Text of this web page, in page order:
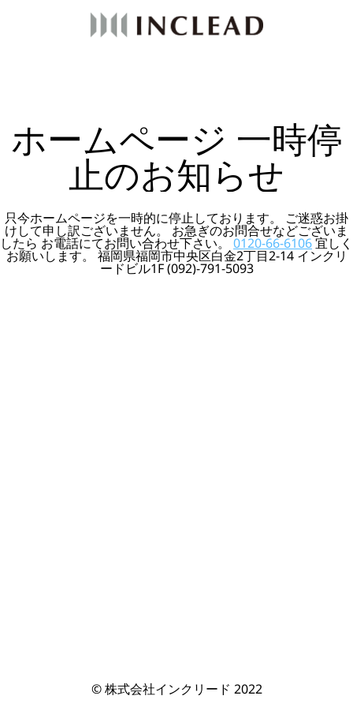
ホームページ 一時停
止のお知らせ
只今ホームページを一時的に停止しております。 ご迷惑お掛
けして申し訳ございません。 お急ぎのお問合せなどございま
したら お電話にてお問い合わせ下さい。0120-66-6106宜しく
お願いします。 福岡県福岡市中央区白金2丁目2-14 インクリ
ードビル1F (092)-791-5093
© 株式会社インクリード 2022